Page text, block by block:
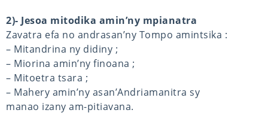
2)- Jesoa mitodika amin’ny mpianatra
Zavatra efa no andrasan’ny Tompo amintsika :
– Mitandrina ny didiny ;
– Miorina amin’ny finoana ;
– Mitoetra tsara ;
– Mahery amin’ny asan’Andriamanitra sy
manao izany am-pitiavana.